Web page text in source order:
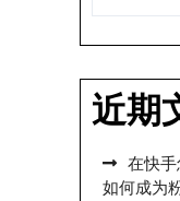
近期
在快
如何成为